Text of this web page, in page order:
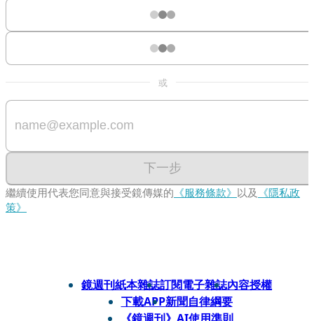
或
下一步
繼續使用代表您同意與接受鏡傳媒的 《服務條款》 以及 《隱私政
策》
鏡週刊紙本雜誌訂閱電子雜誌內容授權
下載APP新聞自律綱要